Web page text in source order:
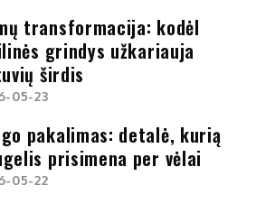
transformacija: kodėl
grindys užkariauja
širdis
05-23
pakalimas: detalė, kurią
prisimena per vėlai
05-22